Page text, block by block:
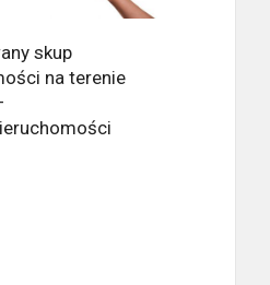
skup
na terenie